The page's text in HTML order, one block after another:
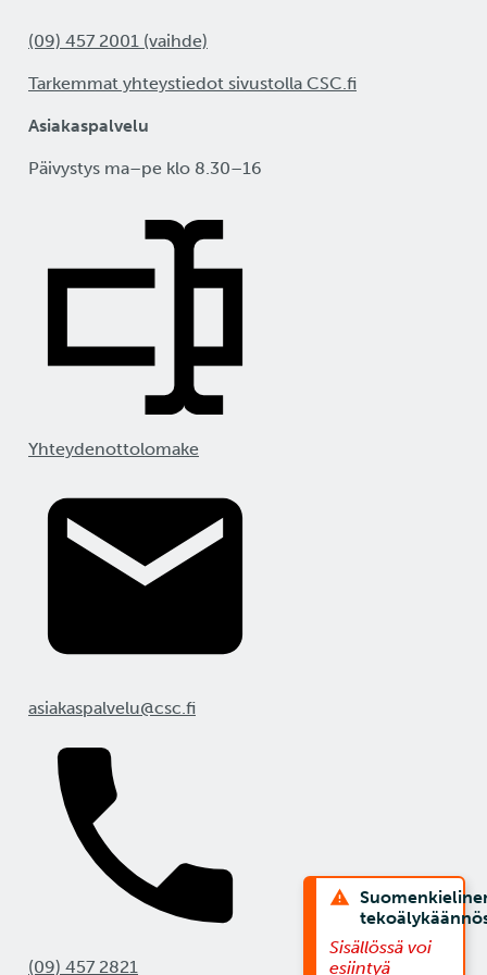
Sähköpostin
(09) 457 2001 (vaihde)
Tarkemmat yhteystiedot sivustolla CSC.fi
Asiakaspalvelu
Päivystys ma–pe klo 8.30–16
Yhteydenottolomake
asiakaspalvelu@csc.fi
(09) 457 2821
Sisällössä voi
esiintyä